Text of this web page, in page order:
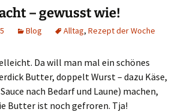
– gewusst wie!
Blog Alltag, Rezept der Woche
Da will man mal ein schönes
Butter, doppelt Wurst – dazu Käse,
nach Bedarf und Laune) machen,
Butter ist noch gefroren. Tja!